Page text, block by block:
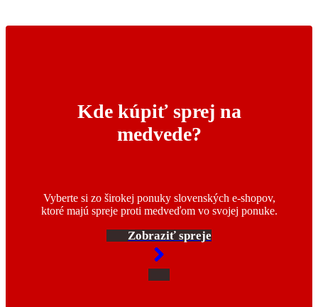
Kde kúpiť sprej na
medvede?
Vyberte si zo širokej ponuky slovenských e-shopov,
ktoré majú spreje proti medveďom vo svojej ponuke.
Zobraziť spreje